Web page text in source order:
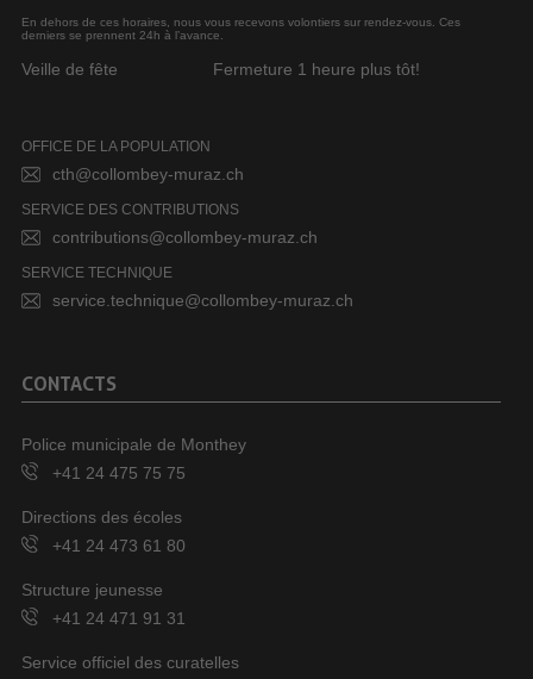
En dehors de ces horaires, nous vous recevons volontiers sur rendez-vous. Ces
derniers se prennent 24h à l’avance.
Veille de fête Fermeture 1 heure plus tôt!
OFFICE DE LA POPULATION
cth@collombey-muraz.ch
SERVICE DES CONTRIBUTIONS
contributions@collombey-muraz.ch
SERVICE TECHNIQUE
service.technique@collombey-muraz.ch
CONTACTS
Police municipale de Monthey
+41 24 475 75 75
Directions des écoles
+41 24 473 61 80
Structure jeunesse
+41 24 471 91 31
Service officiel des curatelles